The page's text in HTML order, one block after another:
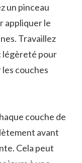
un pinceau
appliquer le
Travaillez
légèreté pour
couches
couche de
avant
Cela peut